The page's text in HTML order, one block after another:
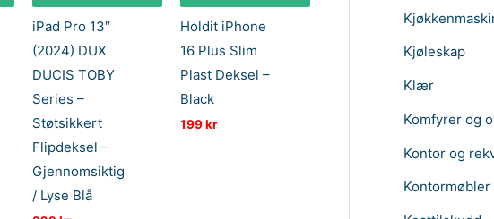
iPad Pro 13″
(2024) DUX
DUCIS TOBY
Series –
Støtsikkert
Flipdeksel –
Gjennomsiktig
/ Lyse Blå
Holdit iPhone
16 Plus Slim
Plast Deksel –
Black
199kr
Kjøleskap
Klær
Komfyrer og
Kontor og
Kontormøbler